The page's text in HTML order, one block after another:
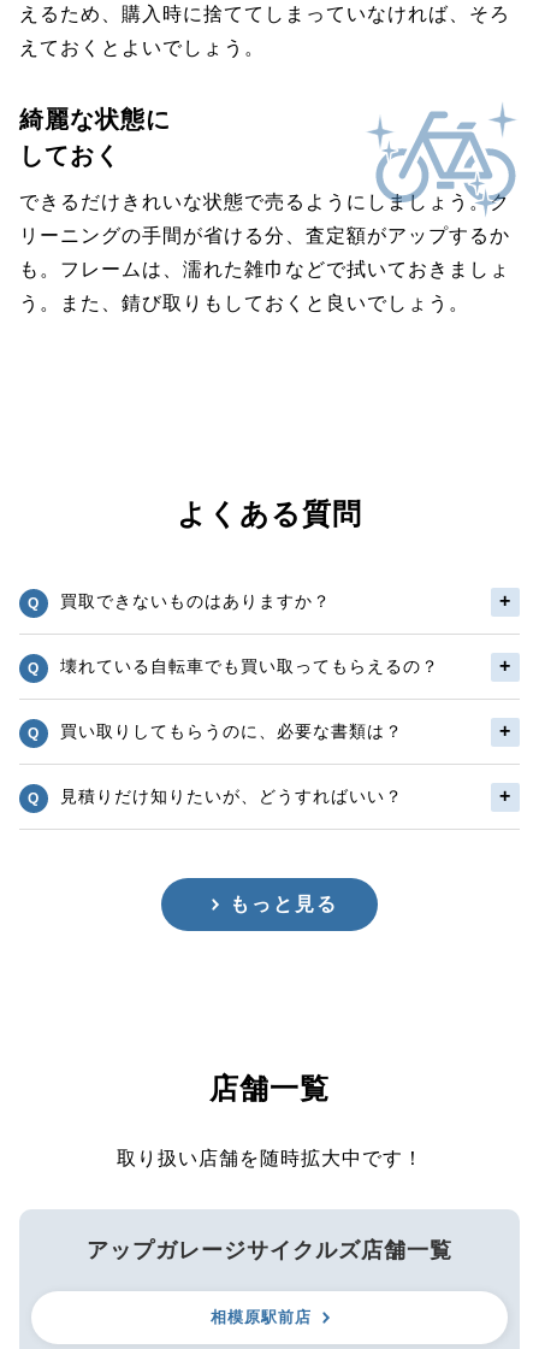
えるため、購入時に捨ててしまっていなければ、そろ
えておくとよいでしょう。
綺麗な状態に
しておく
できるだけきれいな状態で売るようにしましょう。ク
リーニングの手間が省ける分、査定額がアップするか
も。フレームは、濡れた雑巾などで拭いておきましょ
う。また、錆び取りもしておくと良いでしょう。
よくある質問
買取できないものはありますか？
壊れている自転車でも買い取ってもらえるの？
買い取りしてもらうのに、必要な書類は？
見積りだけ知りたいが、どうすればいい？
もっと見る
店舗一覧
取り扱い店舗を随時拡大中です！
アップガレージサイクルズ店舗一覧
相模原駅前店